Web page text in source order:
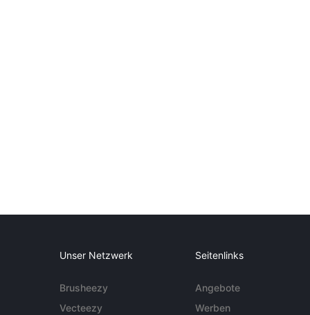
Unser Netzwerk
Brusheezy
Vecteezy
Seitenlinks
Angebote
Werben